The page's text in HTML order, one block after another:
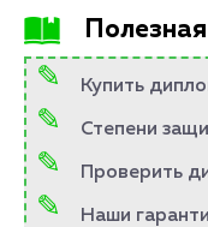
Купить
Степени
Проверить
Наши